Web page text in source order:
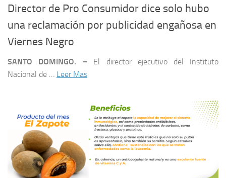
Director de Pro Consumidor dice solo hubo
una reclamación por publicidad engañosa en
Viernes Negro
SANTO DOMINGO. – El director ejecutivo del Instituto
Nacional de … Leer Mas